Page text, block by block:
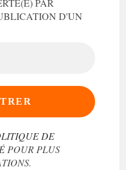
PAR
D'UN
DE
POUR PLUS